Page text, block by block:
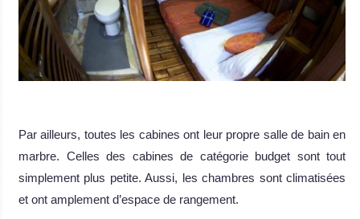
Par ailleurs, toutes les cabines ont leur propre salle de bain en
marbre. Celles des cabines de catégorie budget sont tout
simplement plus petite. Aussi, les chambres sont climatisées
et ont amplement d’espace de rangement.